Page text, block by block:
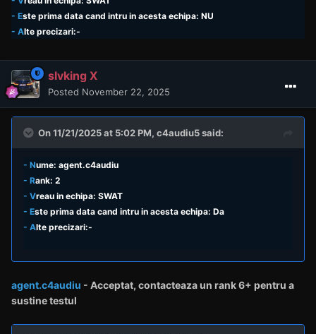
- Este prima data cand intru in acesta echipa: NU
- Alte precizari:-
slvking X
Posted November 22, 2025
On 11/21/2025 at 5:02 PM,c4audiu5said:
- Nume: agent.c4audiu
- Rank: 2
- Vreau in echipa: SWAT
- Este prima data cand intru in acesta echipa: Da
- Alte precizari:-
agent.c4audiu - Acceptat, contacteaza un rank6+ pentru a
sustine testul